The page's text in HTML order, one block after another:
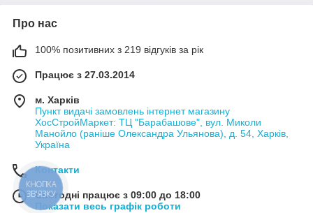
Про нас
100% позитивних з 219 відгуків за рік
Працює з 27.03.2014
м. Харків
Пункт видачі замовлень інтернет магазину
ХосСтройМаркет: ТЦ "Барабашове", вул. Миколи
Манойло (раніше Олександра Ульянова), д. 54, Харків,
Україна
Контакти
Сьогодні працює з 09:00 до 18:00
Показати весь графік роботи
КНОПКА
ЗВ'ЯЗКУ